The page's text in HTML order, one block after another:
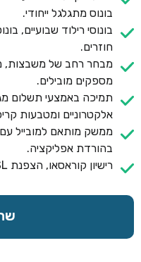
בונוס מתגלגל ייחודי.
חוזרים.
מבחר רחב של משבצות,
מספקים מובילים.
תמיכה באמצעי תשלום
אלקטרוניים ומטבעות
ממשק מותאם למובייל
בהורדת אפליקציה.
רישיון קוראסאו, הצפנת SSL וכלים למשחק אחראי באזור האישי.